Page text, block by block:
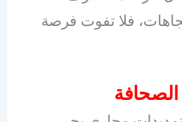
فلا تفوت فرصة